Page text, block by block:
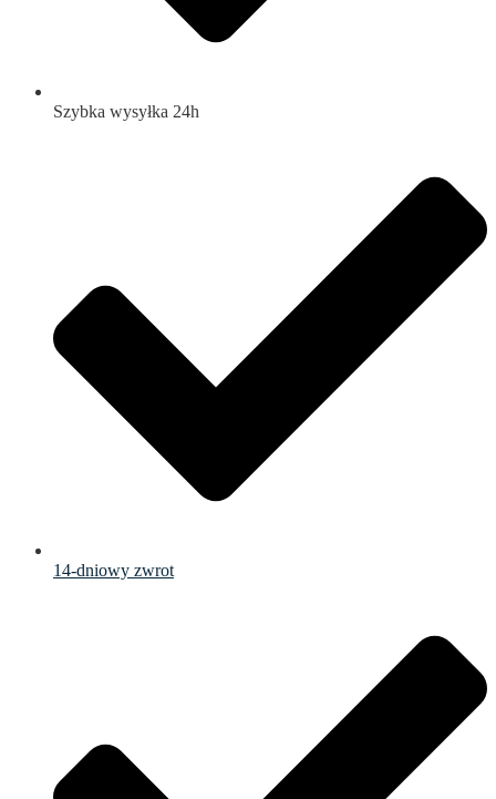
Szybka wysyłka 24h
14-dniowy zwrot